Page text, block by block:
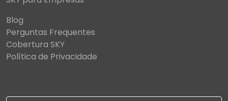
Blog
Perguntas Frequentes
Cobertura SKY
Política de Privacidade